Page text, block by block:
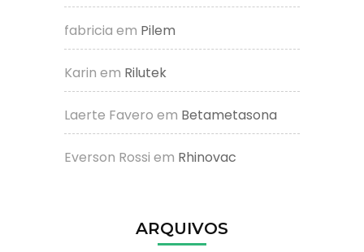
fabricia em Pilem
Karin em Rilutek
Laerte Favero em Betametasona
Everson Rossi em Rhinovac
ARQUIVOS